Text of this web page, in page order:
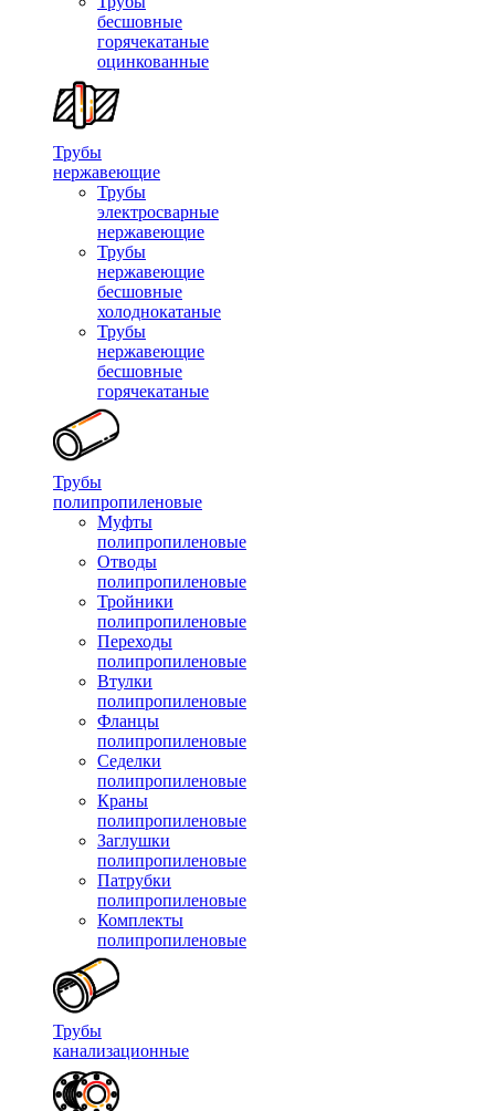
бесшовные
горячекатаные
оцинкованные
Трубы
нержавеющие
Трубы
электросварные
нержавеющие
Трубы
нержавеющие
бесшовные
холоднокатаные
Трубы
нержавеющие
бесшовные
горячекатаные
Трубы
полипропиленовые
Муфты
полипропиленовые
Отводы
полипропиленовые
Тройники
полипропиленовые
Переходы
полипропиленовые
Втулки
полипропиленовые
Фланцы
полипропиленовые
Седелки
полипропиленовые
Краны
полипропиленовые
Заглушки
полипропиленовые
Патрубки
полипропиленовые
Комплекты
полипропиленовые
Трубы
канализационные